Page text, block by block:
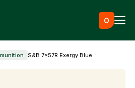
0
S&B 7x57R Exergy Blue